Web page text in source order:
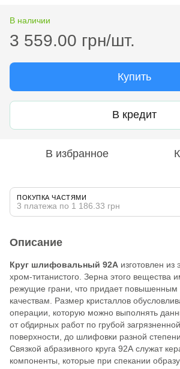
В наличии
3 559.00 грн/шт.
Купить
В кредит
В избранное
ПОКУПКА ЧАСТЯМИ
3 платежа по 1 186.33 грн
Описание
Круг шлифовальный 92А изготовлен из
хром-титанистого. Зерна этого вещества
режущие грани, что придает повышенным
качествам. Размер кристаллов
операции, которую можно выполнять
от обдирных работ по грубой
поверхности, до шлифовки разной
Связкой абразивного круга 92А служат
компоненты, которые при спекании